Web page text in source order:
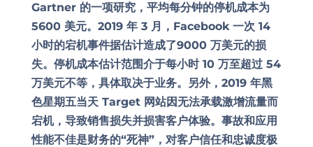
Gartner 的一项研究，平均每分钟的停机成本为
5600 美元。2019 年 3 月，Facebook 一次 14
小时的宕机事件据估计造成了9000 万美元的损
失。停机成本估计范围介于每小时 10 万至超过 54
万美元不等，具体取决于业务。另外，2019 年黑
色星期五当天 Target 网站因无法承载激增流量而
宕机，导致销售损失并损害客户体验。事故和应用
性能不佳是财务的“死神”，对客户信任和忠诚度极